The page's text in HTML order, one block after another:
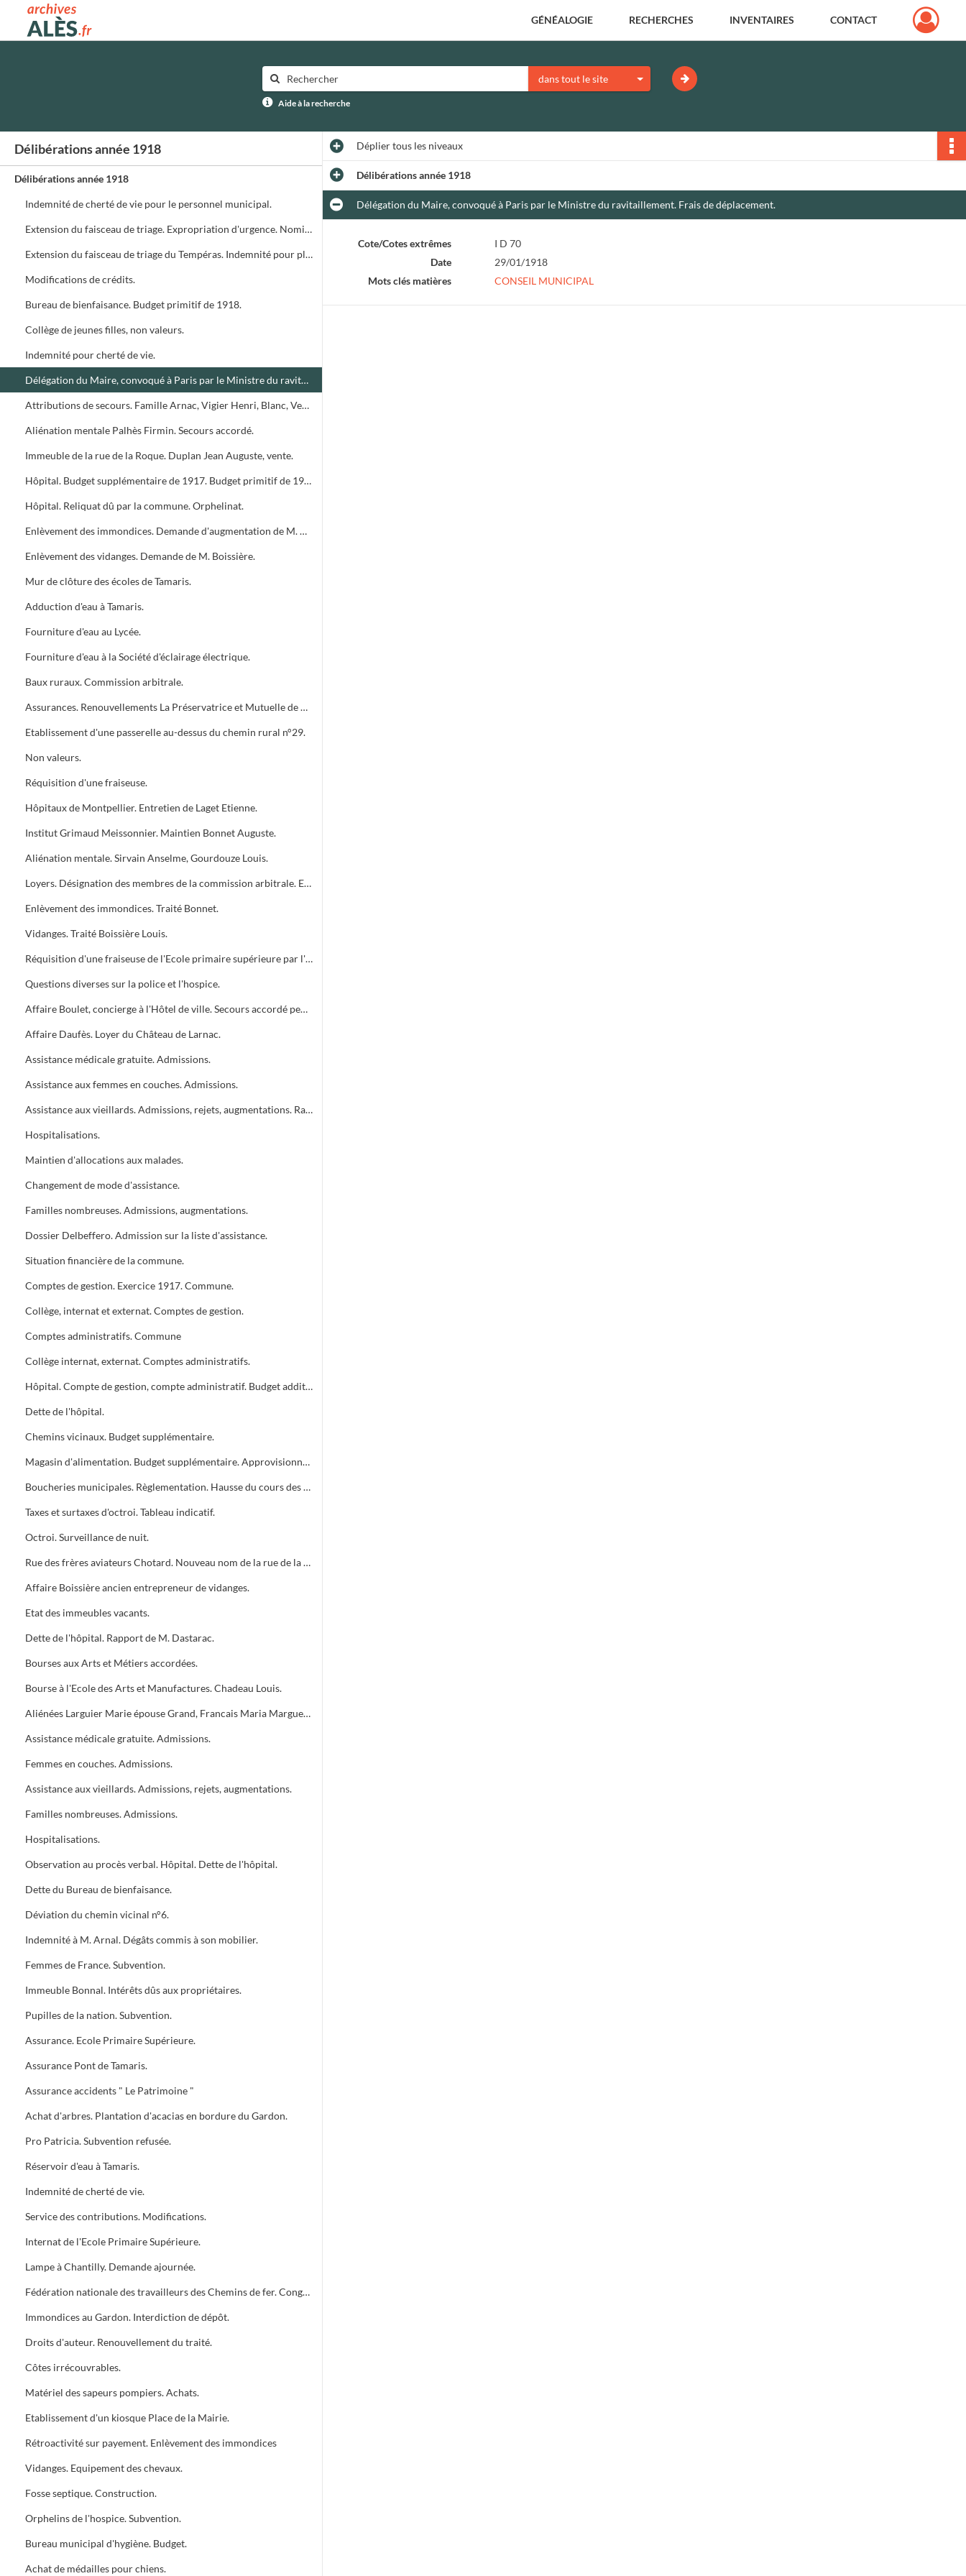
Archives municipales d'Alès GÉNÉALOGIE RECHERCHES INVENTAIRES CONTACT
dans tout le site
Aide à la recherche
Délibérations année 1918
Délibérations année 1918
Indemnité de cherté de vie pour le personnel municipal.
Extension du faisceau de triage. Expropriation d'urgence. Nomination d'experts.
Extension du faisceau de triage du Tempéras. Indemnité pour platanes.
Modifications de crédits.
Bureau de bienfaisance. Budget primitif de 1918.
Collège de jeunes filles, non valeurs.
Indemnité pour cherté de vie.
Délégation du Maire, convoqué à Paris par le Ministre du ravitaillement. Frais de déplacement.
Attributions de secours. Famille Arnac, Vigier Henri, Blanc, Veuve Serrières.
Aliénation mentale Palhès Firmin. Secours accordé.
Immeuble de la rue de la Roque. Duplan Jean Auguste, vente.
Hôpital. Budget supplémentaire de 1917. Budget primitif de 1918.
Hôpital. Reliquat dû par la commune. Orphelinat.
Enlèvement des immondices. Demande d'augmentation de M. Bonnet Eugène.
Enlèvement des vidanges. Demande de M. Boissière.
Mur de clôture des écoles de Tamaris.
Adduction d'eau à Tamaris.
Fourniture d'eau au Lycée.
Fourniture d'eau à la Société d'éclairage électrique.
Baux ruraux. Commission arbitrale.
Assurances. Renouvellements La Préservatrice et Mutuelle de Paris.
Etablissement d'une passerelle au-dessus du chemin rural n°29.
Non valeurs.
Réquisition d'une fraiseuse.
Hôpitaux de Montpellier. Entretien de Laget Etienne.
Institut Grimaud Meissonnier. Maintien Bonnet Auguste.
Aliénation mentale. Sirvain Anselme, Gourdouze Louis.
Loyers. Désignation des membres de la commission arbitrale. Etat nominatif des propriétaires et des locataires.
Enlèvement des immondices. Traité Bonnet.
Vidanges. Traité Boissière Louis.
Réquisition d'une fraiseuse de l'Ecole primaire supérieure par l'autorité militaire.
Questions diverses sur la police et l'hospice.
Affaire Boulet, concierge à l'Hôtel de ville. Secours accordé pendant la durée de son sursis.
Affaire Daufès. Loyer du Château de Larnac.
Assistance médicale gratuite. Admissions.
Assistance aux femmes en couches. Admissions.
Assistance aux vieillards. Admissions, rejets, augmentations. Radiations.
Hospitalisations.
Maintien d'allocations aux malades.
Changement de mode d'assistance.
Familles nombreuses. Admissions, augmentations.
Dossier Delbeffero. Admission sur la liste d'assistance.
Situation financière de la commune.
Comptes de gestion. Exercice 1917. Commune.
Collège, internat et externat. Comptes de gestion.
Comptes administratifs. Commune
Collège internat, externat. Comptes administratifs.
Hôpital. Compte de gestion, compte administratif. Budget additionnel.
Dette de l'hôpital.
Chemins vicinaux. Budget supplémentaire.
Magasin d'alimentation. Budget supplémentaire. Approvisionnement en savon, graisses et lards.
Boucheries municipales. Règlementation. Hausse du cours des animaux sur pied depuis la guerre.
Taxes et surtaxes d'octroi. Tableau indicatif.
Octroi. Surveillance de nuit.
Rue des frères aviateurs Chotard. Nouveau nom de la rue de la Bienfaisance, en mémoire des deux officiers morts pour la Patrie.
Affaire Boissière ancien entrepreneur de vidanges.
Etat des immeubles vacants.
Dette de l'hôpital. Rapport de M. Dastarac.
Bourses aux Arts et Métiers accordées.
Bourse à l'Ecole des Arts et Manufactures. Chadeau Louis.
Aliénées Larguier Marie épouse Grand, Francais Maria Marguerite épouse Brochier.
Assistance médicale gratuite. Admissions.
Femmes en couches. Admissions.
Assistance aux vieillards. Admissions, rejets, augmentations.
Familles nombreuses. Admissions.
Hospitalisations.
Observation au procès verbal. Hôpital. Dette de l'hôpital.
Dette du Bureau de bienfaisance.
Déviation du chemin vicinal n°6.
Indemnité à M. Arnal. Dégâts commis à son mobilier.
Femmes de France. Subvention.
Immeuble Bonnal. Intérêts dûs aux propriétaires.
Pupilles de la nation. Subvention.
Assurance. Ecole Primaire Supérieure.
Assurance Pont de Tamaris.
Assurance accidents " Le Patrimoine "
Achat d'arbres. Plantation d'acacias en bordure du Gardon.
Pro Patricia. Subvention refusée.
Réservoir d'eau à Tamaris.
Indemnité de cherté de vie.
Service des contributions. Modifications.
Internat de l'Ecole Primaire Supérieure.
Lampe à Chantilly. Demande ajournée.
Fédération nationale des travailleurs des Chemins de fer. Congrès.
Immondices au Gardon. Interdiction de dépôt.
Droits d'auteur. Renouvellement du traité.
Côtes irrécouvrables.
Matériel des sapeurs pompiers. Achats.
Etablissement d'un kiosque Place de la Mairie.
Rétroactivité sur payement. Enlèvement des immondices
Vidanges. Equipement des chevaux.
Fosse septique. Construction.
Orphelins de l'hospice. Subvention.
Bureau municipal d'hygiène. Budget.
Achat de médailles pour chiens.
Dépliertous les niveaux
Délibérations année 1918
Délégation du Maire, convoqué à Paris par le Ministre du ravitaillement. Frais de déplacement.
Cote/Cotes extrêmes
I D 70
Date
29/01/1918
Mots clés matières
CONSEIL MUNICIPAL